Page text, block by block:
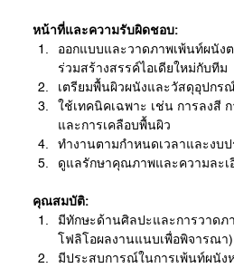
หน้าที่และความรับผิดชอบ:
ออกแบบและวาดภาพเพ้นท์ผนัง
ร่วมสร้างสรรค์ไอเดียใหม่กับทีม
เตรียมพื้นผิวผนังและวัสดุอุปกร
ใช้เทคนิคเฉพาะ เช่น การลงสี
และการเคลือบพื้นผิว
ทำงานตามกำหนดเวลาและงบ
ดูแลรักษาคุณภาพและความละเ
คุณสมบัติ:
มีทักษะด้านศิลปะและการวาดภ
โฟลิโอผลงานแนบเพื่อพิจารณา)
มีประสบการณ์ในการเพ้นท์ผนัง